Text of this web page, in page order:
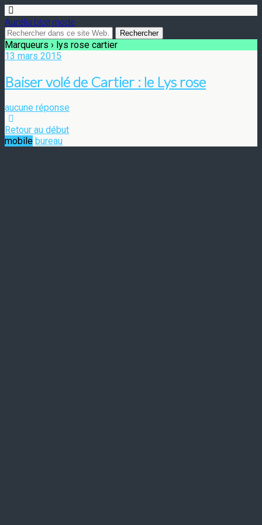
Aurélia blog mode
Marqueurs › lys rose cartier
13 mars 2015
Baiser volé de Cartier : le Lys rose
aucune réponse
Retour au début
mobile bureau